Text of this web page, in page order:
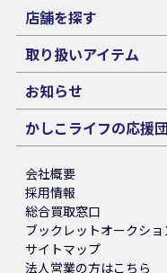
店舗を探す
取り扱いアイテム
お知らせ
かしこライフの応援団
会社概要
採用情報
総合買取窓口
ブックレットオークショ
サイトマップ
法人営業の方はこちら